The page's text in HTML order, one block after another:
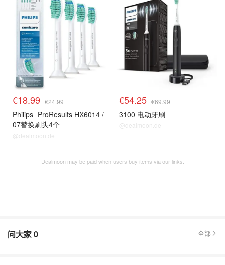
€18.99 €24.99
Philips ProResults HX6014 /
07替换刷头4个
@dealmoon.de
€54.25 €69.99
3100 电动牙刷
@dealmoon.de
Dealmoon may be paid when users buy items via our links.
问大家0 全部